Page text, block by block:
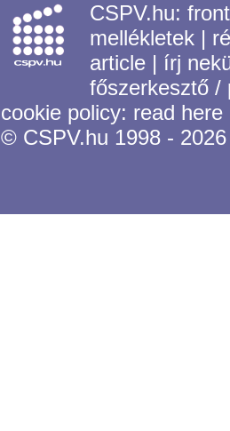
CSPV.hu:
mellékletek |
article | írj
főszerkesztő
cookie policy: read here
© CSPV.hu 1998 - 2026